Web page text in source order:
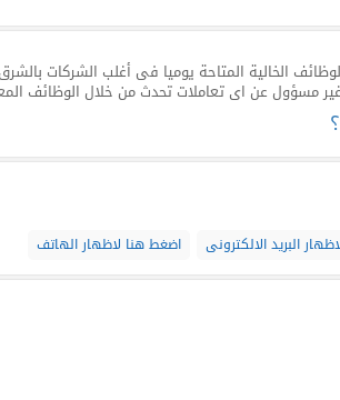
الخالية المتاحة يوميا فى أغلب الشركات
مسؤول عن اى تعاملات تحدث من خلال الوظائف
البريد الالكترونى اضغط هنا لاظهار الهاتف